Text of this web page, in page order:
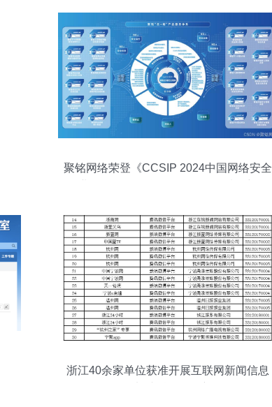
聚铭网络荣登《CCSIP 2024中国网络安全
浙江40余家单位获准开展互联网新闻信息